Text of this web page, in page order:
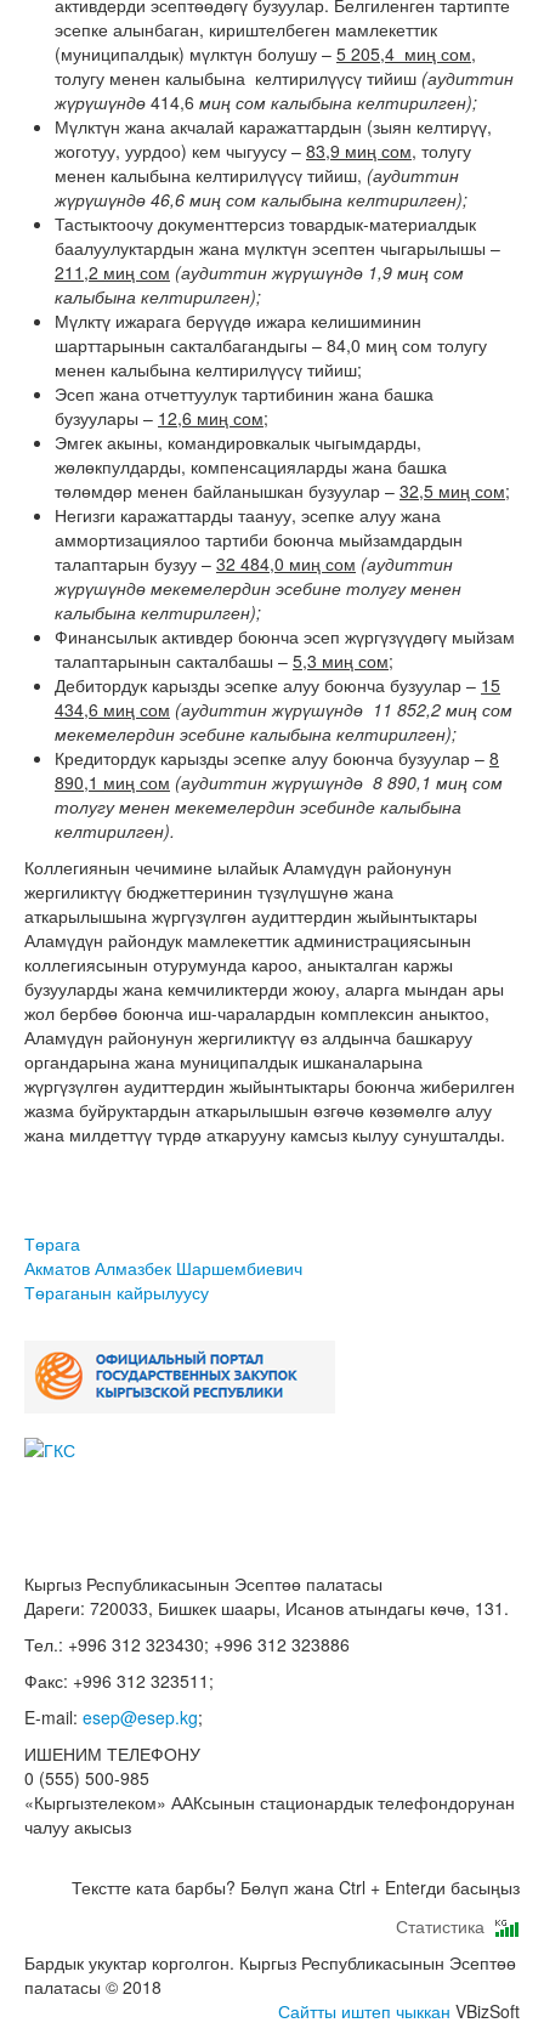
активдерди эсептөөдөгү бузуулар. Белгиленген тартипте
эсепке алынбаган, кириштелбеген мамлекеттик
(муниципалдык) мүлктүн болушу – 5 205,4 миң сом,
толугу менен калыбына келтирилүүсү тийиш (аудиттин
жүрүшүндө 414,6 миң сом калыбына келтирилген);
Мүлктүн жана акчалай каражаттардын (зыян келтирүү,
жоготуу, уурдоо) кем чыгуусу – 83,9 миң сом, толугу
менен калыбына келтирилүүсү тийиш, (аудиттин
жүрүшүндө 46,6 миң сом калыбына келтирилген);
Тастыктоочу документтерсиз товардык-материалдык
баалуулуктардын жана мүлктүн эсептен чыгарылышы –
211,2 миң сом (аудиттин жүрүшүндө 1,9 миң сом
калыбына келтирилген);
Мүлктү ижарага берүүдө ижара келишиминин
шарттарынын сакталбагандыгы – 84,0 миң сом толугу
менен калыбына келтирилүүсү тийиш;
Эсеп жана отчеттуулук тартибинин жана башка
бузуулары – 12,6 миң сом;
Эмгек акыны, командировкалык чыгымдарды,
жөлөкпулдарды, компенсацияларды жана башка
төлөмдөр менен байланышкан бузуулар – 32,5 миң сом;
Негизги каражаттарды таануу, эсепке алуу жана
аммортизациялоо тартиби боюнча мыйзамдардын
талаптарын бузуу – 32 484,0 миң сом (аудиттин
жүрүшүндө мекемелердин эсебине толугу менен
калыбына келтирилген);
Финансылык активдер боюнча эсеп жүргүзүүдөгү мыйзам
талаптарынын сакталбашы – 5,3 миң сом;
Дебитордук карызды эсепке алуу боюнча бузуулар – 15
434,6 миң сом (аудиттин жүрүшүндө 11 852,2 миң сом
мекемелердин эсебине калыбына келтирилген);
Кредитордук карызды эсепке алуу боюнча бузуулар – 8
890,1 миң сом (аудиттин жүрүшүндө 8 890,1 миң сом
толугу менен мекемелердин эсебинде калыбына
келтирилген).
Коллегиянын чечимине ылайык Аламүдүн районунун
жергиликтүү бюджеттеринин түзүлүшүнө жана
аткарылышына жүргүзүлгөн аудиттердин жыйынтыктары
Аламүдүн райондук мамлекеттик администрациясынын
коллегиясынын отурумунда кароо, аныкталган каржы
бузууларды жана кемчиликтерди жоюу, аларга мындан ары
жол бербөө боюнча иш-чаралардын комплексин аныктоо,
Аламүдүн районунун жергиликтүү өз алдынча башкаруу
органдарына жана муниципалдык ишканаларына
жүргүзүлгөн аудиттердин жыйынтыктары боюнча жиберилген
жазма буйруктардын аткарылышын өзгөчө көзөмөлгө алуу
жана милдеттүү түрдө аткарууну камсыз кылуу сунушталды.
Төрага
Акматов Алмазбек Шаршембиевич
Төраганын кайрылуусу
Кыргыз Республикасынын Эсептөө палатасы
Дареги: 720033, Бишкек шаары, Исанов атындагы көчө, 131.
Тел.: +996 312 323430; +996 312 323886
Факс: +996 312 323511;
E-mail: esep@esep.kg;
ИШЕНИМ ТЕЛЕФОНУ
0 (555) 500-985
«Кыргызтелеком» ААКсынын стационардык телефондорунан
чалуу акысыз
Текстте ката барбы? Бөлүп жана Ctrl + Enterди басыңыз
Статистика
Бардык укуктар корголгон. Кыргыз Республикасынын Эсептөө
палатасы © 2018
Сайтты иштеп чыккан VBizSoft